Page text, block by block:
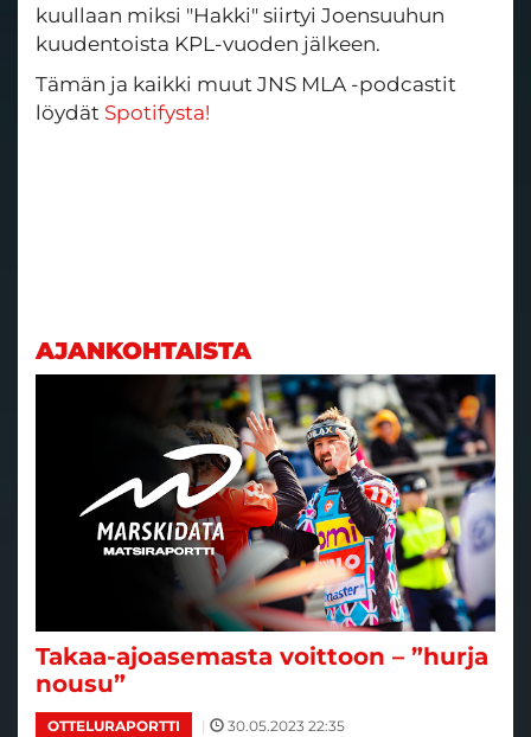
kuullaan miksi "Hakki" siirtyi Joensuuhun
kuudentoista KPL-vuoden jälkeen.
Tämän ja kaikki muut JNS MLA -podcastit
löydät Spotifysta!
AJANKOHTAISTA
Takaa-ajoasemasta voittoon – ”hurja
nousu”
OTTELURAPORTTI | 30.05.2023 22:35